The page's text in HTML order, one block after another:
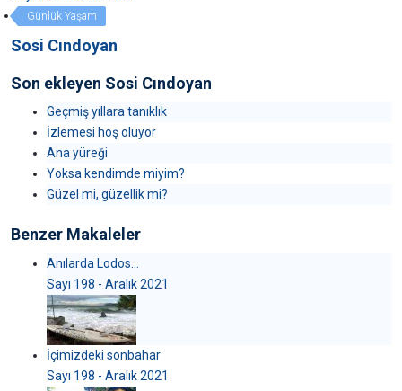
Günlük Yaşam
Sosi Cındoyan
Son ekleyen Sosi Cındoyan
Geçmiş yıllara tanıklık
İzlemesi hoş oluyor
Ana yüreği
Yoksa kendimde miyim?
Güzel mi, güzellik mi?
Benzer Makaleler
Anılarda Lodos…
Sayı 198 - Aralık 2021
İçimizdeki sonbahar
Sayı 198 - Aralık 2021